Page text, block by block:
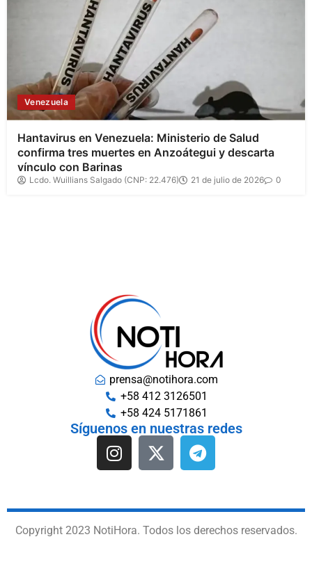
Venezuela
Hantavirus en Venezuela: Ministerio de Salud
confirma tres muertes en Anzoátegui y descarta
vínculo con Barinas
Lcdo. Wuillians Salgado (CNP: 22.476) 21 de julio de 2026 0
prensa@notihora.com
+58 412 3126501
+58 424 5171861
Síguenos en nuestras redes
Copyright 2023 NotiHora. Todos los derechos reservados.